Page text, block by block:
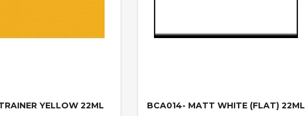
YELLOW 22ML BCA014- MATT WHITE (FLAT) 22ML